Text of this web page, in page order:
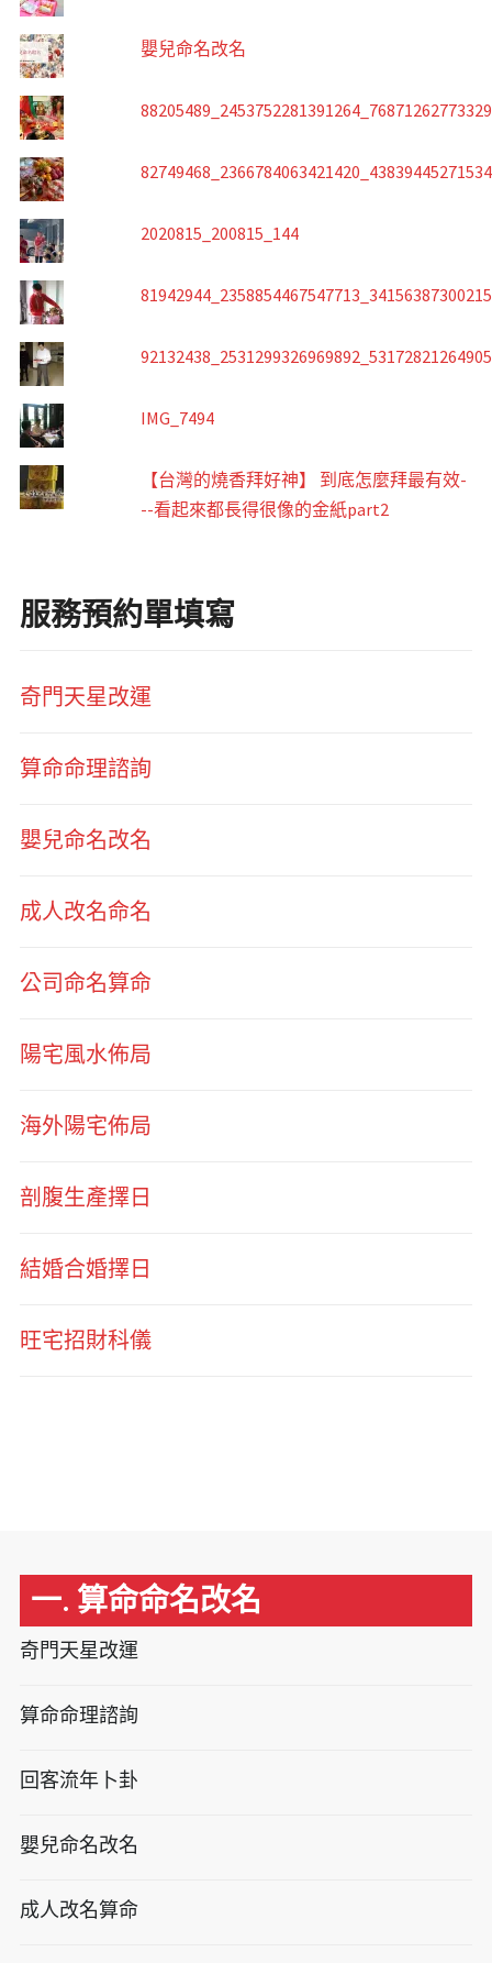
嬰兒命名改名
2020815_200815_144
IMG_7494
【台灣的燒香拜好神】 到底怎麼拜最有效-
--看起來都長得很像的金紙part2
服務預約單填寫
奇門天星改運
算命命理諮詢
嬰兒命名改名
成人改名命名
公司命名算命
陽宅風水佈局
海外陽宅佈局
剖腹生產擇日
結婚合婚擇日
旺宅招財科儀
一. 算命命名改名
奇門天星改運
算命命理諮詢
回客流年卜卦
嬰兒命名改名
成人改名算命